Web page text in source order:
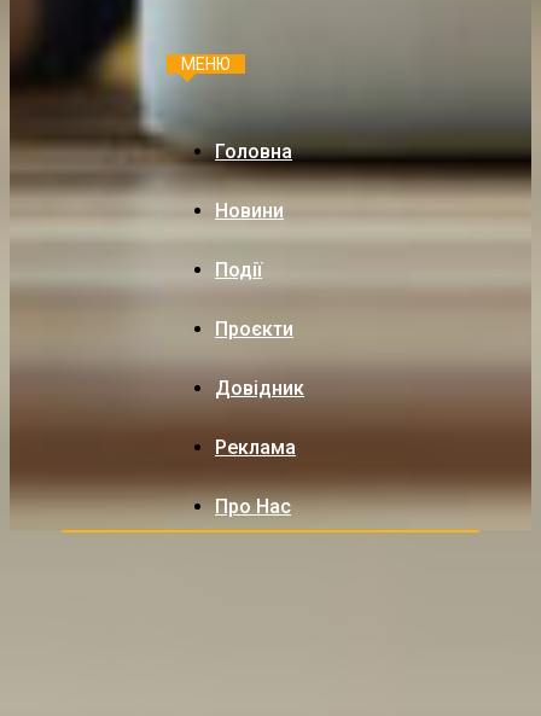
МЕНЮ
Головна
Новини
Події
Проєкти
Довідник
Реклама
Про Нас